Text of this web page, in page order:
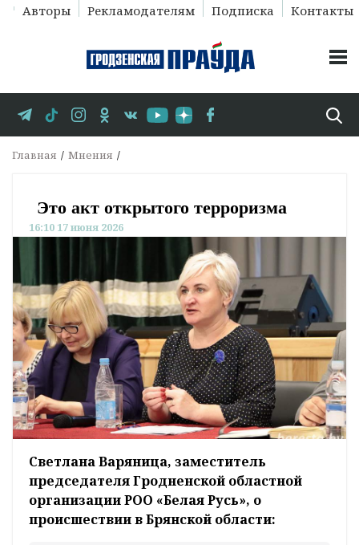
Авторы Рекламодателям Подписка Контакты
Главная Мнения
Это акт открытого терроризма
16:10 17 июня 2026
Светлана Варяница, заместитель
председателя Гродненской областной
организации РОО «Белая Русь», о
происшествии в Брянской области: